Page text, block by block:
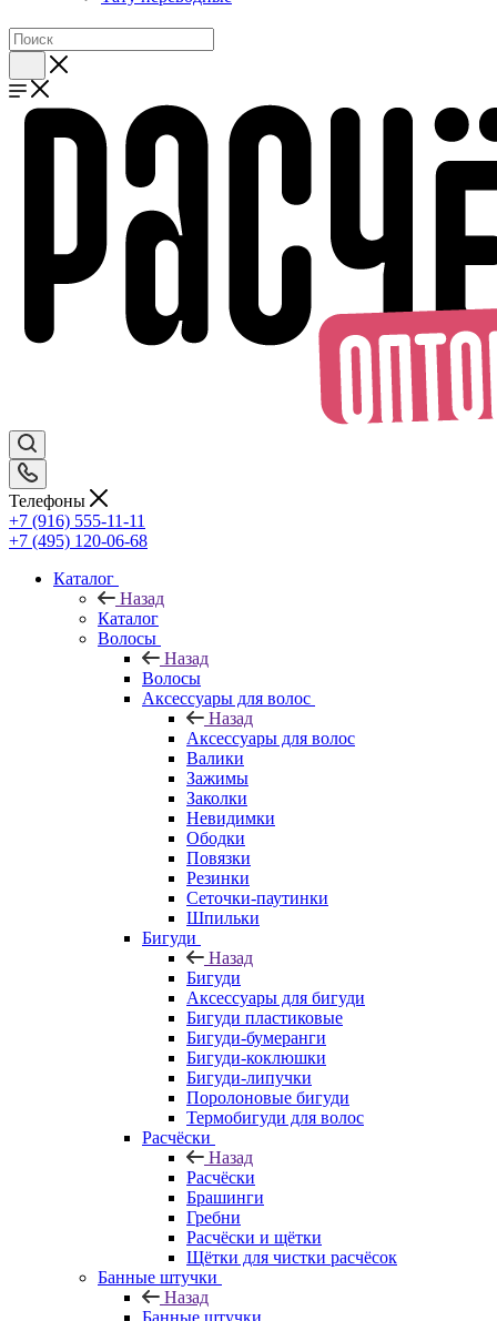
Телефоны
+7 (916) 555-11-11
+7 (495) 120-06-68
Каталог
Назад
Каталог
Волосы
Назад
Волосы
Аксессуары для волос
Назад
Аксессуары для волос
Валики
Зажимы
Заколки
Невидимки
Ободки
Повязки
Резинки
Сеточки-паутинки
Шпильки
Бигуди
Назад
Бигуди
Аксессуары для бигуди
Бигуди пластиковые
Бигуди-бумеранги
Бигуди-коклюшки
Бигуди-липучки
Поролоновые бигуди
Термобигуди для волос
Расчёски
Назад
Расчёски
Брашинги
Гребни
Расчёски и щётки
Щётки для чистки расчёсок
Банные штучки
Назад
Банные штучки